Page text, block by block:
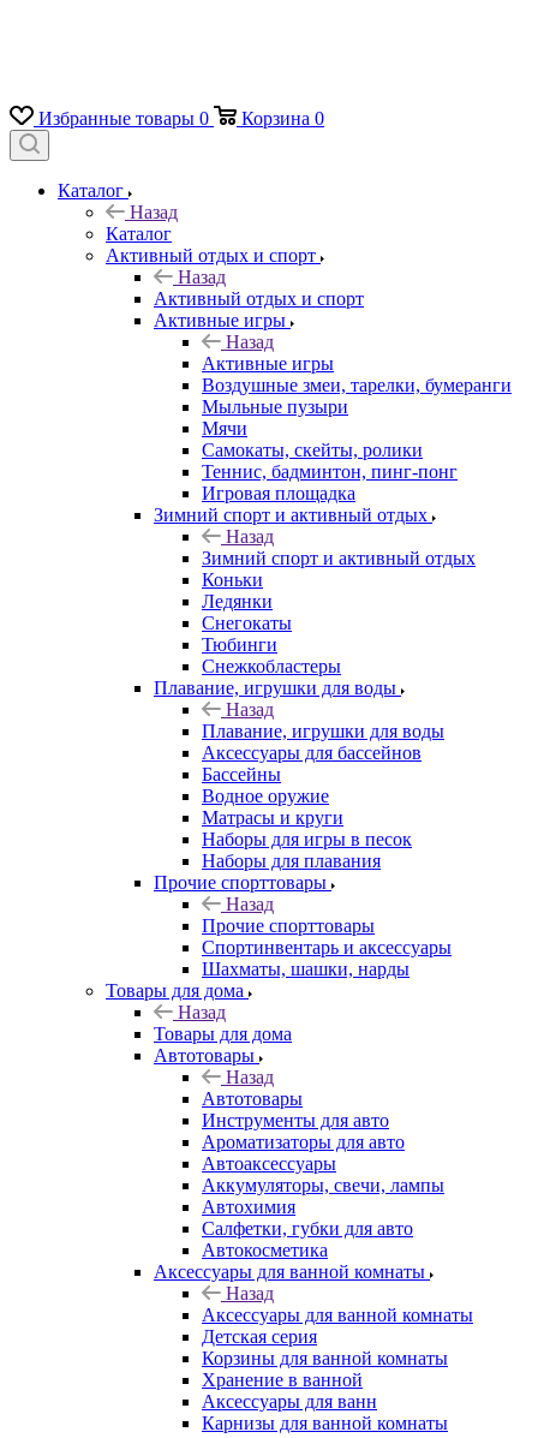
Избранные товары 0 Корзина 0
Каталог
Назад
Каталог
Активный отдых и спорт
Назад
Активный отдых и спорт
Активные игры
Назад
Активные игры
Воздушные змеи, тарелки, бумеранги
Мыльные пузыри
Мячи
Самокаты, скейты, ролики
Теннис, бадминтон, пинг-понг
Игровая площадка
Зимний спорт и активный отдых
Назад
Зимний спорт и активный отдых
Коньки
Ледянки
Снегокаты
Тюбинги
Снежкобластеры
Плавание, игрушки для воды
Назад
Плавание, игрушки для воды
Аксессуары для бассейнов
Бассейны
Водное оружие
Матрасы и круги
Наборы для игры в песок
Наборы для плавания
Прочие спорттовары
Назад
Прочие спорттовары
Спортинвентарь и аксессуары
Шахматы, шашки, нарды
Товары для дома
Назад
Товары для дома
Автотовары
Назад
Автотовары
Инструменты для авто
Ароматизаторы для авто
Автоаксессуары
Аккумуляторы, свечи, лампы
Автохимия
Салфетки, губки для авто
Автокосметика
Аксессуары для ванной комнаты
Назад
Аксессуары для ванной комнаты
Детская серия
Корзины для ванной комнаты
Хранение в ванной
Аксессуары для ванн
Карнизы для ванной комнаты